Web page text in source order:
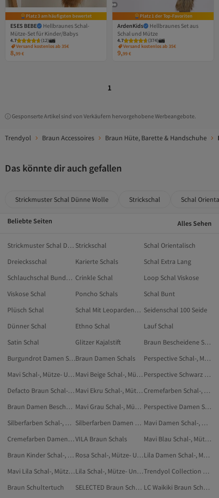
Platz 3 am häufigsten bewertet
ESES BEBE
Hellbraunes Schal-
Mütze-Set für Kinder/Babys
4.7 (12)
Versand kostenlos ab 35€
8,99€
Platz 1 der Top-Favoriten
ArdenKids
Hellbraunes Set aus
Schal und Mütze
4.7 (374)
Versand kostenlos ab 35€
9,99€
1
Gesponserte Artikel sind von Verkäufern hervorgehobene Werbeangebote.
Trendyol Braun Accessoires Braun Hüte, Barette & Handschuhe
Das könnte dir auch gefallen
Strickmuster Schal Dünne Wolle Strickschal Schal
Beliebte Seiten Alles Sehen
Strickmuster Schal Dünne Wolle Strickschal
Schal Orientalisch
Dreiecksschal
Karierte Schals
Schal Extra Lang
Schlauchschal Bundeswehr Crinkle Schal
Loop Schal Viskose
Viskose Schal
Poncho Schals
Schal Bunt
Plüsch Schal
Schal Mit Leopardenmuster Seidenschal 100 Seide
Dünner Schal
Ethno Schal
Lauf Schal
Satin Schal
Glitzer Kajalstift
Braun Bescheidene Schals
Burgundrot Damen Schal-, Mütze- Und Handschuh-SetsBraun Damen Schals
Perspective Schal-, Mütze- Und Handschuh-Sets
Mavi Schal-, Mütze- Und Handschuh-Sets
Mavi Beige Schal-, Mütze- Und Handschuh-Sets
Perspective Schwarz Schal-, Mütze- Und Handschuh-Sets
Defacto Braun Schal-, Mütze- Und Handschuh-Sets
Mavi Ekru Schal-, Mütze- Und Handschuh-Sets
Cremefarben Schal-, Mütze- Und Handschuh-Sets
Braun Damen Bescheidene Schals
Mavi Grau Schal-, Mütze- Und Handschuh-Sets
Perspective Damen Schal-, Mütze- Und Handschuh-Sets
Silberfarben Schal-, Mütze- Und Handschuh-Sets
Silberfarben Damen Schal-, Mütze- Und Handschuh-Sets
Mavi Damen Schal-, Mütze- Und Handschuh-Sets
Cremefarben Damen Schal-, Mütze- Und Handschuh-SetsVILA Braun Schals
Mavi Blau Schal-, Mütze- Und Handschuh-Sets
Braun Kinder Schal-, Mütze- Und Handschuh-Sets
Rosa Schal-, Mütze- Und Handschuh-Sets
Lila Damen Schal-, Mütze- Und Handschuh-Sets
Mavi Lila Schal-, Mütze- Und Handschuh-Sets
Lila Schal-, Mütze- Und Handschuh-Sets
Trendyol Collection Braun Schals
Braun Schultertuch
SELECTED Braun Schals
LC Waikiki Braun Schal-, Mütze- Und Handschuh-Sets